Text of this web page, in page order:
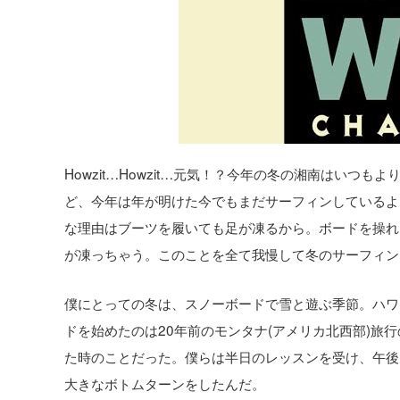
Howzit…Howzit…元気！？今年の冬の湘南はいつもよ
ど、今年は年が明けた今でもまだサーフィンしている
な理由はブーツを履いても足が凍るから。ボードを操
が凍っちゃう。このことを全て我慢して冬のサーフィ
僕にとっての冬は、スノーボードで雪と遊ぶ季節。ハ
ドを始めたのは20年前のモンタナ(アメリカ北西部)旅
た時のことだった。僕らは半日のレッスンを受け、午
大きなボトムターンをしたんだ。